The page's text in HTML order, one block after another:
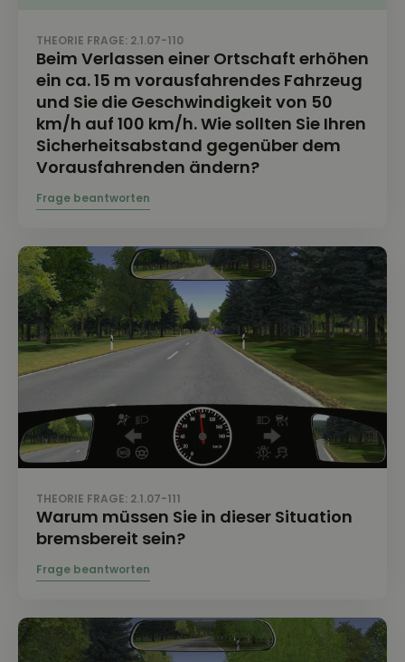
THEORIE FRAGE: 2.1.07-110
Beim Verlassen einer Ortschaft erhöhen
ein ca. 15 m vorausfahrendes Fahrzeug
und Sie die Geschwindigkeit von 50
km/h auf 100 km/h. Wie sollten Sie Ihren
Sicherheitsabstand gegenüber dem
Vorausfahrenden ändern?
THEORIE FRAGE: 2.1.07-111
Warum müssen Sie in dieser Situation
bremsbereit sein?